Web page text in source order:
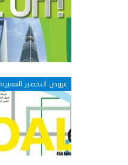
عروض التحضير المميزة